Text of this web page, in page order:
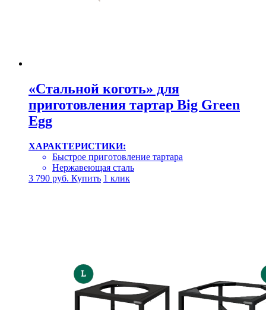
«Стальной коготь» для
приготовления тартар Big Green
Egg
ХАРАКТЕРИСТИКИ:
Быстрое приготовление тартара
Нержавеющая сталь
3 790 руб. Купить 1 клик